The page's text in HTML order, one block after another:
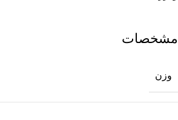
مشخصات
وزن